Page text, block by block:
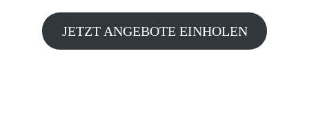
JETZT ANGEBOTE EINHOLEN